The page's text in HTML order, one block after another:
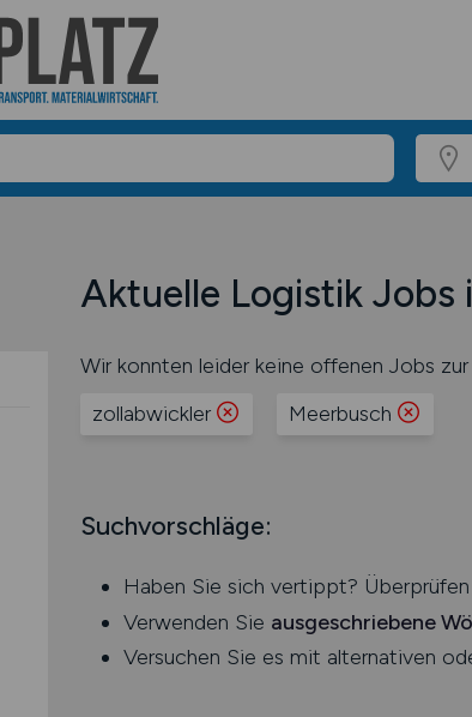
Aktuelle Logistik Jobs
Wir konnten leider keine offenen Jobs
zollabwickler
Meerbusch
Suchvorschläge:
Haben Sie sich vertippt?
Verwenden Sie ausgeschriebene
Versuchen Sie es mit alternativen